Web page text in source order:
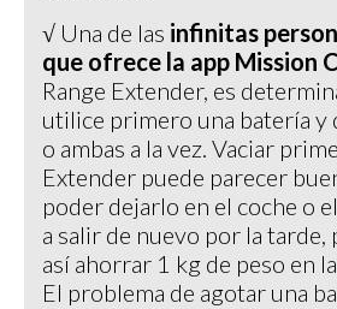
√ Una de las infinitas
que ofrece la app Mission
Range Extender, es
utilice primero una batería y
o ambas a la vez. Vaciar
Extender puede parecer
poder dejarlo en el coche o
a salir de nuevo por la tarde,
así ahorrar 1 kg de peso en
El problema de agotar una